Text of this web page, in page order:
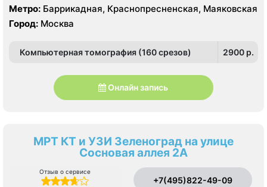
Метро: Баррикадная, Краснопресненская, Маяковская
Город: Москва
Компьютерная томография (160 срезов) 2900 p.
Онлайн запись
МРТ КТ и УЗИ Зеленоград на улице
Сосновая аллея 2А
Отзыв о сервисе
+7(495)822-49-09